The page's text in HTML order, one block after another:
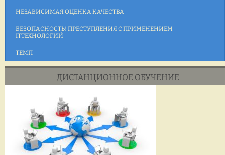
НЕЗАВИСИМАЯ ОЦЕНКА КАЧЕСТВА
БЕЗОПАСНОСТЬ! ПРЕСТУПЛЕНИЯ С ПРИМЕНЕНИЕМ
ITТЕХНОЛОГИЙ
ТЕМП
ДИСТАНЦИОННОЕ ОБУЧЕНИЕ